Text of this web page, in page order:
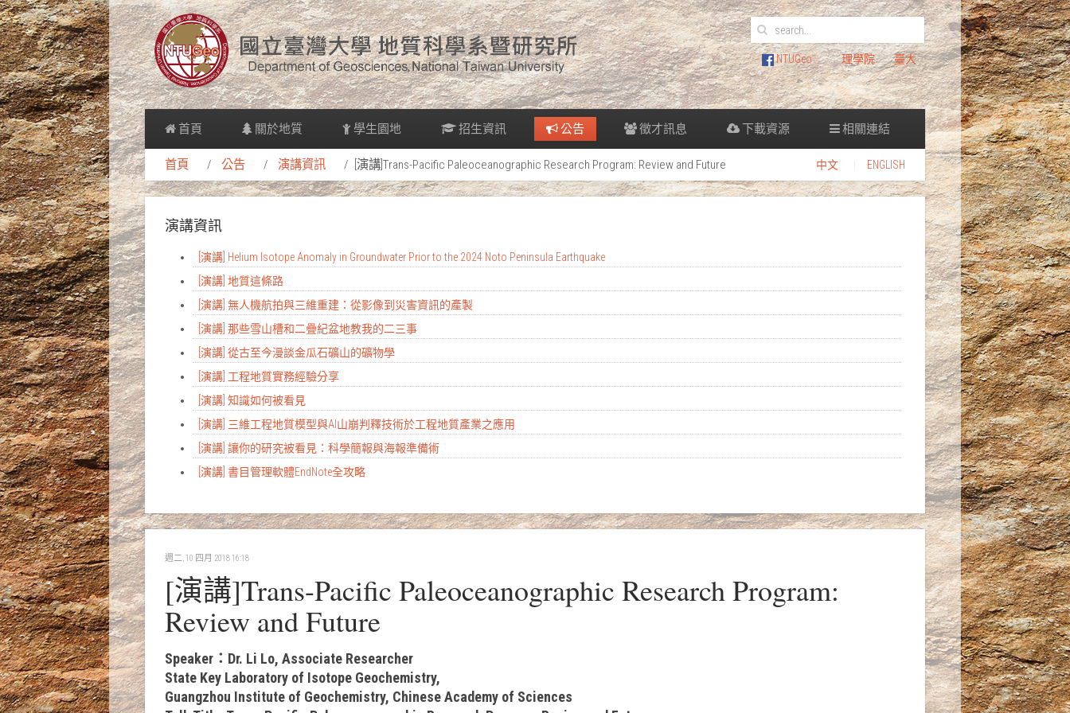
NTUGeo 理學院 臺大
首頁 關於地質 學生園地 招生資訊 公告 徵才訊息 下載資源 相關連結
首頁 公告 演講資訊 [演講]Trans-Pacific Paleoceanographic Research Program: Review and Future 中文 ENGLISH
演講資訊
[演講] Helium Isotope Anomaly in Groundwater Prior to the 2024 Noto Peninsula Earthquake
[演講] 地質這條路
[演講] 無人機航拍與三維重建：從影像到災害資訊的產製
[演講] 那些雪山槽和二疊紀盆地教我的二三事
[演講] 從古至今漫談金瓜石礦山的礦物學
[演講] 工程地質實務經驗分享
[演講] 知識如何被看見
[演講] 三維工程地質模型與AI山崩判釋技術於工程地質產業之應用
[演講] 讓你的研究被看見：科學簡報與海報準備術
[演講] 書目管理軟體EndNote全攻略
週二, 10 四月 2018 16:18
[演講]Trans-Pacific Paleoceanographic Research Program:
Review and Future
Speaker：Dr. Li Lo, Associate Researcher
State Key Laboratory of Isotope Geochemistry,
Guangzhou Institute of Geochemistry, Chinese Academy of Sciences